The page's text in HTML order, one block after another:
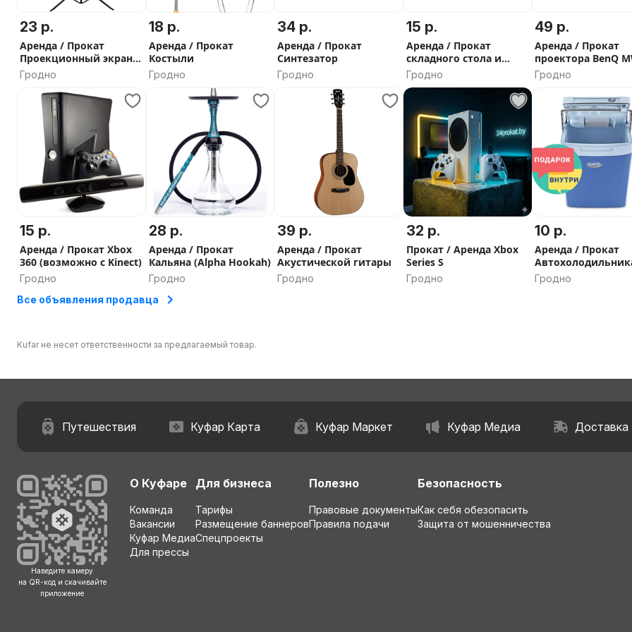
23 р.
Аренда / Прокат
Проекционный экран
180x180
Гродно
18 р.
Аренда / Прокат
Костыли
Гродно
34 р.
Аренда / Прокат
Синтезатор
Гродно
15 р.
Аренда / Прокат
складного стола и
стуьев
Гродно
49 р.
Аренда / Прокат
проектора BenQ
Гродно
15 р.
Аренда / Прокат Xbox
360 (возможно с Kinect)
Гродно
28 р.
Аренда / Прокат
Кальяна (Alpha Hookah)
Гродно
39 р.
Аренда / Прокат
Акустической гитары
Гродно
32 р.
Прокат / Аренда Xbox
Series S
Гродно
10 р.
Аренда / Прокат
Гродно
Все объявления продавца
Kufar не несет ответственности за предлагаемый товар.
Путешествия Куфар Карта Куфар Маркет Куфар Медиа Доставка
Наведите камеру
на QR-код и скачивайте
приложение
О Куфаре
Команда
Вакансии
Куфар Медиа
Для прессы
Для бизнеса
Тарифы
Размещение баннеров
Спецпроекты
Полезно
Правовые документы
Правила подачи
Безопасность
Как себя обезопасить
Защита от мошенничества